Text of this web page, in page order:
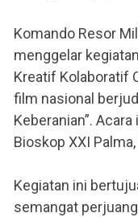
Komando Resor
menggelar
Kreatif Kolaboratif
film nasional
Keberanian”.
Bioskop XXI
Kegiatan ini
semangat